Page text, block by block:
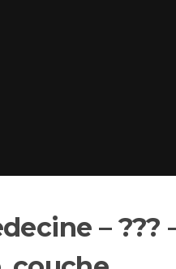
– ???